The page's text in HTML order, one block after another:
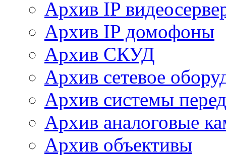
Архив IP
Архив IP домофоны
Архив СКУД
Архив сетевое
Архив системы
Архив аналоговые
Архив объективы